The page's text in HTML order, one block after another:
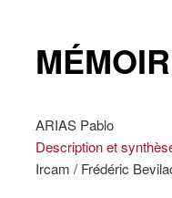
ARIAS Pablo
Description et
Ircam / Frédéric